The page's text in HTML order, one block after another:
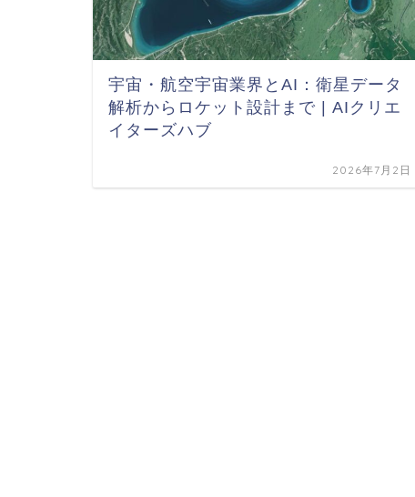
宇宙・航空宇宙業界とAI：衛星データ
解析からロケット設計まで | AIクリエ
イターズハブ
2026年7月2日